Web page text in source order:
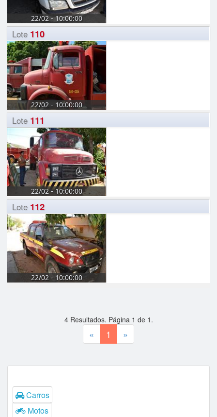
22/02 - 10:00:00
Lote 110
22/02 - 10:00:00
Lote 111
22/02 - 10:00:00
Lote 112
22/02 - 10:00:00
4Resultados. Página 1 de 1 .
« 1 »
Carros
Motos